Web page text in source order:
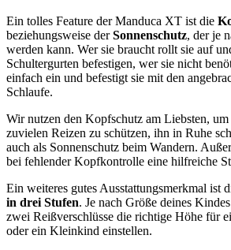
Ein tolles Feature der Manduca XT ist die
beziehungsweise derSonnenschutz, der je
werden kann. Wer sie braucht rollt sie auf
Schultergurten befestigen, wer sie nicht
einfach ein und befestigt sie mit den
Schlaufe.
Wir nutzen den Kopfschutz am Liebsten,
zuvielen Reizen zu schützen, ihn in Ruhe
auch als Sonnenschutz beim Wandern.
bei fehlender Kopfkontrolle eine hilfreiche
Ein weiteres gutes Ausstattungsmerkmal ist
in drei Stufen. Je nach Größe deines
zwei Reißverschlüsse die richtige Höhe für
oder ein Kleinkind einstellen.